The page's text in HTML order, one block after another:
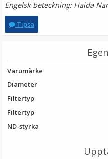
LÄGG I
JJC
Engelsk beteckning: Haida
Tipsa
Varumärke
Diameter
Filtertyp
Filtertyp
ND-styrka